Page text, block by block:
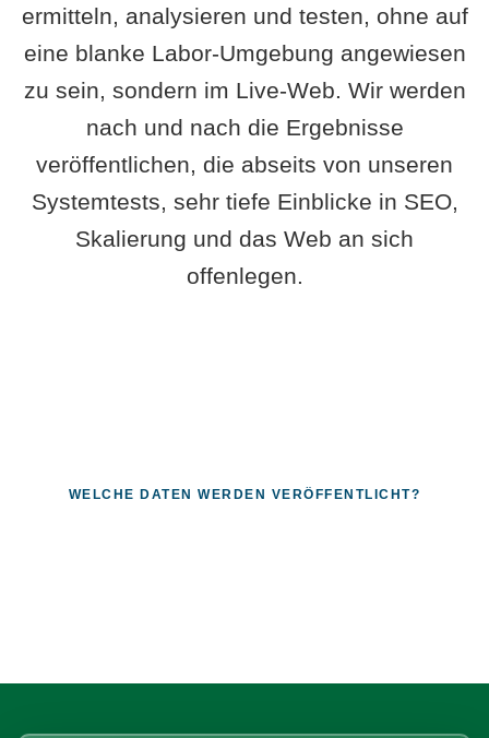
ermitteln, analysieren und testen, ohne auf
eine blanke Labor-Umgebung angewiesen
zu sein, sondern im Live-Web. Wir werden
nach und nach die Ergebnisse
veröffentlichen, die abseits von unseren
Systemtests, sehr tiefe Einblicke in SEO,
Skalierung und das Web an sich
offenlegen.
WELCHE DATEN WERDEN VERÖFFENTLICHT?